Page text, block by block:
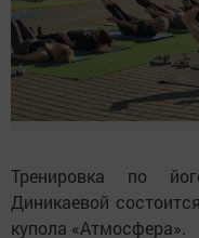
Тренировка по
Диникаевой
купола «Атмосфера».